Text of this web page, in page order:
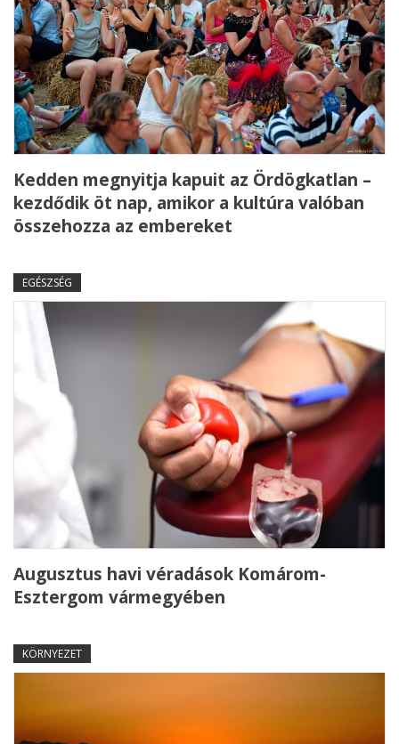
Kedden megnyitja kapuit az Ördögkatlan –
kezdődik öt nap, amikor a kultúra valóban
összehozza az embereket
EGÉSZSÉG
Augusztus havi véradások Komárom-
Esztergom vármegyében
KÖRNYEZET